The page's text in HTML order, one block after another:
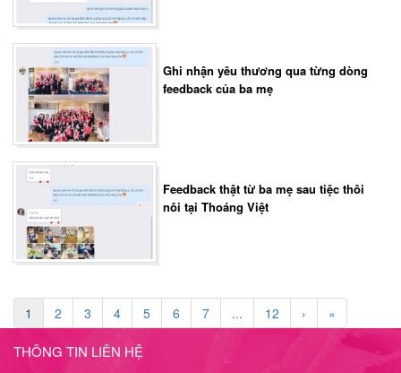
Ghi nhận yêu thương qua từng dòng
feedback của ba mẹ
Feedback thật từ ba mẹ sau tiệc thôi
nôi tại Thoáng Việt
1 2 3 4 5 6 7 ... 12 › »
THÔNG TIN LIÊN HỆ